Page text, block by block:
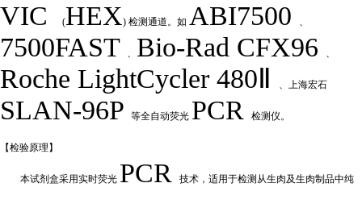
VIC(HEX) 检测通道。如ABI7500 、
7500FAST 、 Bio-Rad CFX96 、
Roche LightCycler 480Ⅱ 、上海宏石
SLAN-96P等全自动荧光 PCR检测仪。
【检验原理】
本试剂盒采用实时荧光 PCR 技术，适用于检测从生肉及生肉制品中纯